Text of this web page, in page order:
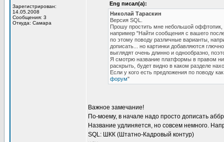
Зарегистрирован:
14.05.2008
Сообщения: 3
Откуда: Самара
Eng писал(а):
Николай Тараскин
Версия SQL.
Прошу простить мне небольшой оффтопик,
например "Найти сообщения с вашего
по этому поводу различные варианты,
дописать... но картинки добавляются
выглядят очень длинно и однообразно,
Я смотрю название платформы в правом
раскрыть, будет видно в каком разделе
Если у кого есть предложения по поводу
форум"
Важное замечание!
По-моему, в начале надо просто дописать
Название удлиняется, но совсем немного.
SQL: ШКК (Штатно-Кадровый контур)